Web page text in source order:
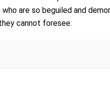
are so beguiled and
cannot foresee.